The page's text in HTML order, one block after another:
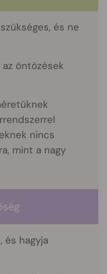
és ne
öntözések
nincs
mint a nagy
és hagyja